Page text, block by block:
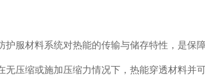
护服材料系统对热能的传输与储存特性，是保
压缩或施加压缩力情况下，热能穿透材料并